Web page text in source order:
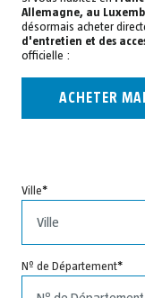
Allemagne, au
désormais acheter
d'entretien et des
officielle :
ACHETER
Ville
Nº de Département